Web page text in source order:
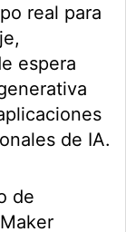
real para
espera
de IA.
de